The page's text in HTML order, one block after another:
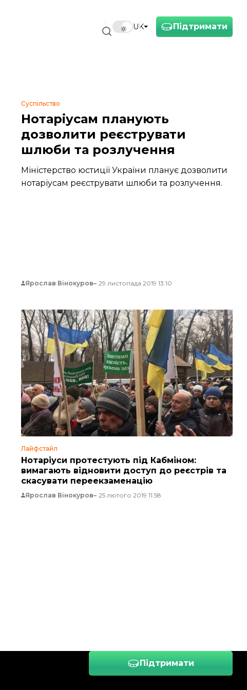
Підтримати
UK
Суспільство
Нотаріусам планують
дозволити реєструвати
шлюби та розлучення
Міністерство юстиції України планує дозволити
нотаріусам реєструвати шлюби та розлучення.
Ярослав Вінокуров 29 листопада 2019 13:10
Лайфстайл
Нотаріуси протестують під Кабміном:
вимагають відновити доступ до реєстрів та
скасувати переекзаменацію
Ярослав Вінокуров 25 лютого 2019 11:58
Підтримати